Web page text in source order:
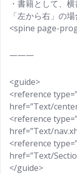
・書籍として、
「左から右」の場
<spine page-
———
<guide>
<reference
href=”Text/
<reference
href=”Text/
<reference
href=”Text/
</guide>